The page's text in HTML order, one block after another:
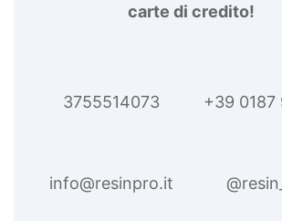
carte di credito!
3755514073 +39 0187
info@resinpro.it